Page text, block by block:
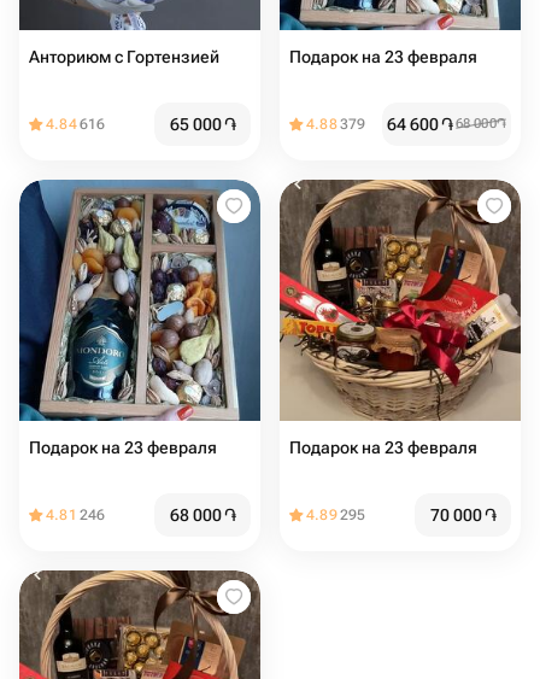
Анториюм с Гортензией
4.84616 65 000֏
Подарок на 23 февраля
4.88379 64 600֏68 000֏
Подарок на 23 февраля
4.81 246 68 000֏
Подарок на 23 февраля
4.89295 70 000֏